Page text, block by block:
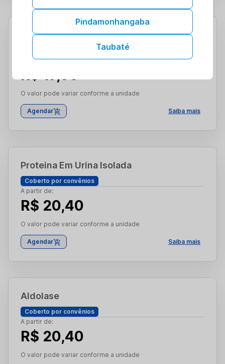
Potassio Urina Amostra Isolada
A partir de:
R$ 17,00
O valor pode variar conforme a unidade
Agendar Saiba mais
Proteina Em Urina Isolada
Coberto por convênios
A partir de:
R$ 20,40
O valor pode variar conforme a unidade
Agendar Saiba mais
Aldolase
Coberto por convênios
A partir de:
R$ 20,40
O valor pode variar conforme a unidade
Pindamonhangaba
Taubaté